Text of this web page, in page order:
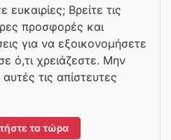
ευκαιρίες; Βρείτε τις
προσφορές και
για να εξοικονομήσετε
ό,τι χρειάζεστε. Μην
τις απίστευτες
τα τώρα